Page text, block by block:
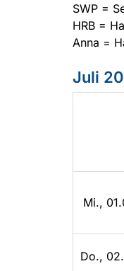
SWP =
HRB =
Anna =
Juli
Mi.,
Do.,